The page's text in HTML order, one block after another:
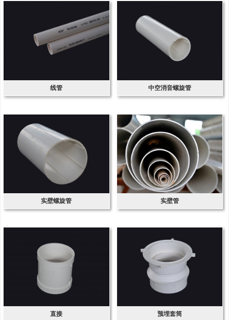
线管 中空消音螺旋管
实壁螺旋管 实壁管
直接 预埋套筒